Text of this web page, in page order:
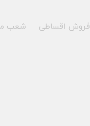
فروش اقساطی شعب